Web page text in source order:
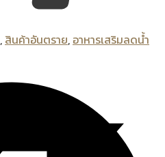
, สินค้าอันตราย, อาหารเสริมลดน้ำ